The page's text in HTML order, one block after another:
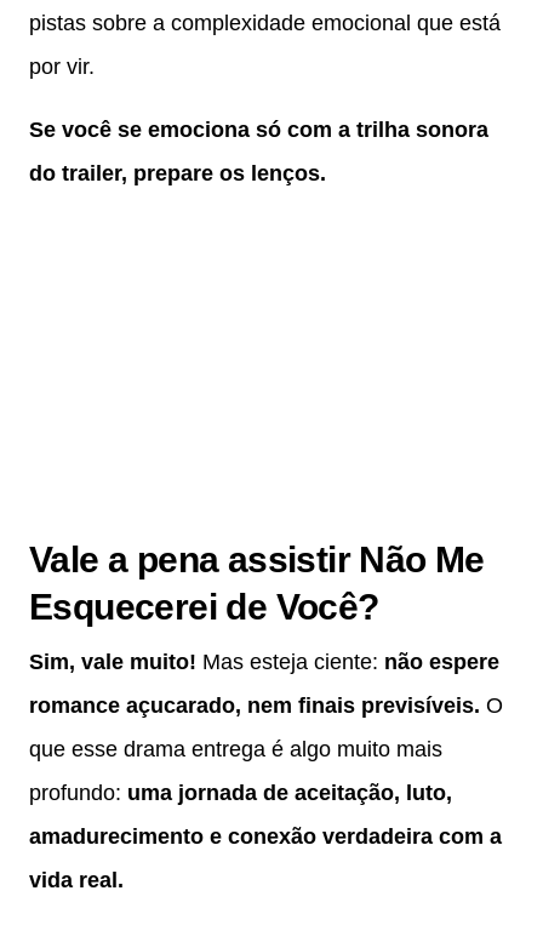
pistas sobre a complexidade emocional que está
por vir.
Se você se emociona só com a trilha sonora
do trailer, prepare os lenços.
Vale a pena assistir Não Me
Esquecerei de Você?
Sim, vale muito! Mas esteja ciente: não espere
romance açucarado, nem finais previsíveis. O
que esse drama entrega é algo muito mais
profundo: uma jornada de aceitação, luto,
amadurecimento e conexão verdadeira com a
vida real.